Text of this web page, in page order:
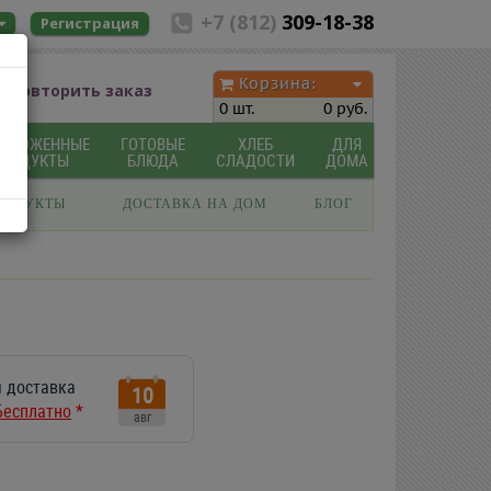
+7 (812) 309-18-38
Регистрация
Повторить заказ
Корзина:
0 шт.
0 руб.
ПРОДУКТЫ
ГОТОВЫЕ
БЛЮДА
ХЛЕБ
СЛАДОСТИ
ДЛЯ
ДОМА
ДОСТАВКА НА ДОМ БЛОГ
*
10
авг